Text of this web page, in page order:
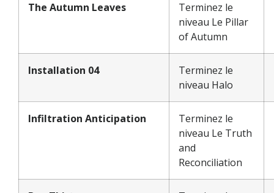
The Autumn Leaves
Terminez le
niveau Le Pillar
of Autumn
Installation 04
Terminez le
niveau Halo
Infiltration Anticipation
Terminez le
niveau Le Truth
and
Reconciliation